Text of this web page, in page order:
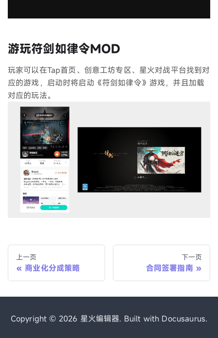
游玩符剑如律令MOD
玩家可以在Tap首页、创意工坊专区、星火对战平台找到对
应的游戏，启动时将启动《符剑如律令》游戏，并且加载
对应的玩法。
上一页
商业化分成策略
下一页
合同签署指南
Copyright © 2026 星火编辑器. Built with Docusaurus.